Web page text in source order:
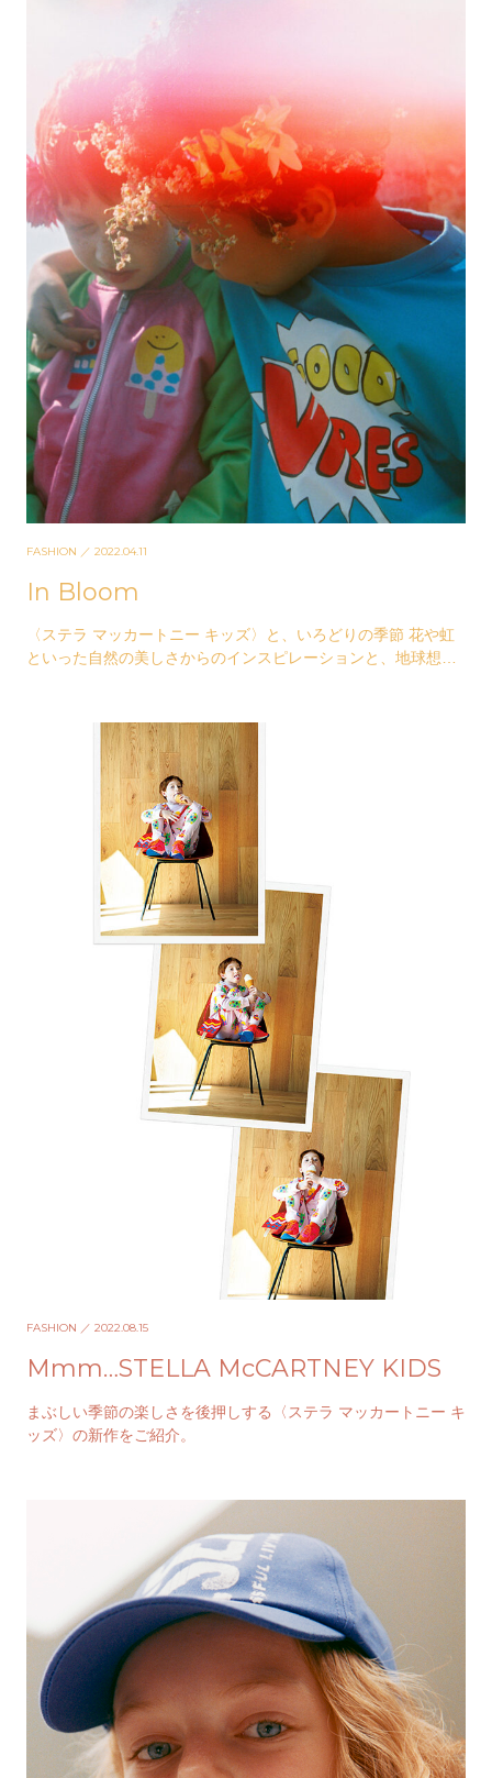
FASHION ／ 2022.04.11
In Bloom
〈ステラ マッカートニー キッズ〉と、いろどりの季節 花や虹
といった自然の美しさからのインスピレーションと、地球想い
FASHION ／ 2022.08.15
Mmm…STELLA McCARTNEY KIDS
まぶしい季節の楽しさを後押しする〈ステラ マッカートニー キ
ッズ〉の新作をご紹介。